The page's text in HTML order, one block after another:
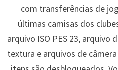
com transferências de
últimas camisas dos
arquivo ISO PES 23, arquivo
textura e arquivos de